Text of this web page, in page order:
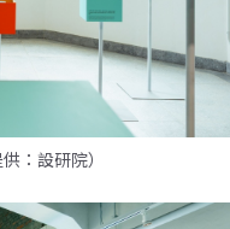
：設研院）